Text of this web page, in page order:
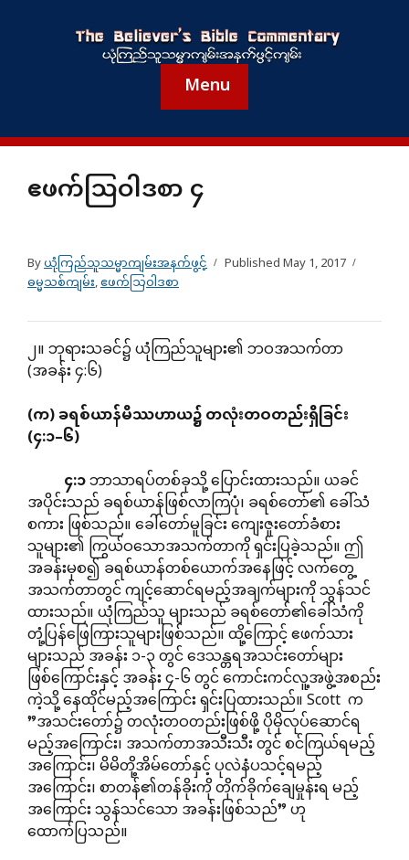
Menu
ဧဖက်သြဝါဒစာ ၄
Byယုံကြည်သူသမ္မာကျမ်းအနက်ဖွင့် PublishedMay 1, 2017
ဓမ္မသစ်ကျမ်း,ဧဖက်သြဝါဒစာ
၂။ ဘုရားသခင်၌ ယုံကြည်သူများ၏ ဘဝအသက်တာ
(အခန်း ၄:၆)
(က)ခရစ်ယာန်မိဿဟာယ၌တလုံးတဝတည်းရှိခြင်း
(၄:၁–၆)
၄:၁ဘာသာရပ်တစ်ခုသို့ ပြောင်းထားသည်။ ယခင်
အပိုင်းသည် ခရစ်ယာန်ဖြစ်လာကြပုံ၊ ခရစ်တော်၏ ခေါ်သံ
စကား ဖြစ်သည်။ ခေါ်တော်မူခြင်း ကျေးဇူးတော်ခံစား
သူများ၏ ကြွယ်ဝသောအသက်တာကို ရှင်းပြခဲ့သည်။ ဤ
အခန်းမှစ၍ ခရစ်ယာန်တစ်ယောက်အနေဖြင့် လက်တွေ့
အသက်တာတွင် ကျင့်ဆောင်ရမည့်အချက်များကို သွန်သင်
ထားသည်။ ယုံကြည်သူ များသည် ခရစ်တော်၏ခေါ်သံကို
တုံ့ပြန်ဖြေကြားသူများဖြစ်သည်။ ထို့ကြောင့် ဧဖက်သား
များသည် အခန်း ၁-၃ တွင် ဒေသန္တရအသင်းတော်များ
ဖြစ်ကြောင်းနှင့် အခန်း ၄-၆ တွင် ကောင်းကင်လူ့အဖွဲ့အစည်း
ကဲ့သို့ နေထိုင်မည့်အကြောင်း ရှင်းပြထားသည်။ Scott က
”အသင်းတော်၌ တလုံးတဝတည်းဖြစ်ဖို့ ပိုမိုလုပ်ဆောင်ရ
မည့်အကြောင်း၊ အသက်တာအသီးသီး တွင် စင်ကြယ်ရမည့်
အကြောင်း၊ မိမိတို့အိမ်တော်နှင့် ပုလဲနံပသင့်ရမည့်
အကြောင်း၊ စာတန်၏တန်ခိုးကို တိုက်ခိုက်ချေမှုန်းရ မည့်
အကြောင်း သွန်သင်သော အခန်းဖြစ်သည်” ဟု
ထောက်ပြသည်။